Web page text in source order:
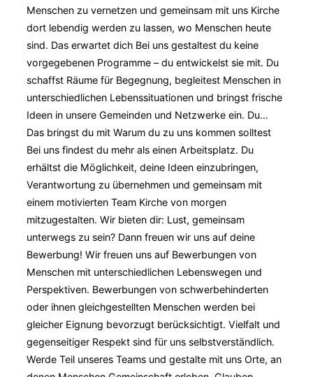
Menschen zu vernetzen und gemeinsam mit uns Kirche
dort lebendig werden zu lassen, wo Menschen heute
sind. Das erwartet dich Bei uns gestaltest du keine
vorgegebenen Programme – du entwickelst sie mit. Du
schaffst Räume für Begegnung, begleitest Menschen in
unterschiedlichen Lebenssituationen und bringst frische
Ideen in unsere Gemeinden und Netzwerke ein. Du…
Das bringst du mit Warum du zu uns kommen solltest
Bei uns findest du mehr als einen Arbeitsplatz. Du
erhältst die Möglichkeit, deine Ideen einzubringen,
Verantwortung zu übernehmen und gemeinsam mit
einem motivierten Team Kirche von morgen
mitzugestalten. Wir bieten dir: Lust, gemeinsam
unterwegs zu sein? Dann freuen wir uns auf deine
Bewerbung! Wir freuen uns auf Bewerbungen von
Menschen mit unterschiedlichen Lebenswegen und
Perspektiven. Bewerbungen von schwerbehinderten
oder ihnen gleichgestellten Menschen werden bei
gleicher Eignung bevorzugt berücksichtigt. Vielfalt und
gegenseitiger Respekt sind für uns selbstverständlich.
Werde Teil unseres Teams und gestalte mit uns Orte, an